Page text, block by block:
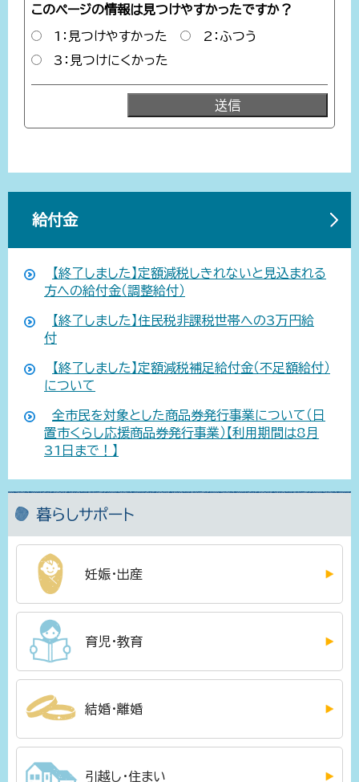
このページの情報は見つけやすかったですか？
1：見つけやすかった
2：ふつう
3：見つけにくかった
給付金
【終了しました】定額減税しきれないと見込まれる
方への給付金（調整給付）
【終了しました】住民税非課税世帯への3万円給
付
【終了しました】定額減税補足給付金（不足額給付）
について
全市民を対象とした商品券発行事業について（日
置市くらし応援商品券発行事業）【利用期間は8月
31日まで！】
暮らしサポート
妊娠・出産
育児・教育
結婚・離婚
引越し・住まい